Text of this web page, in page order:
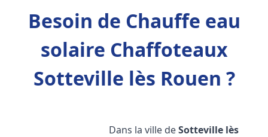
Besoin de Chauffe eau
solaire Chaffoteaux
Sotteville lès Rouen ?
Dans la ville deSotteville lès